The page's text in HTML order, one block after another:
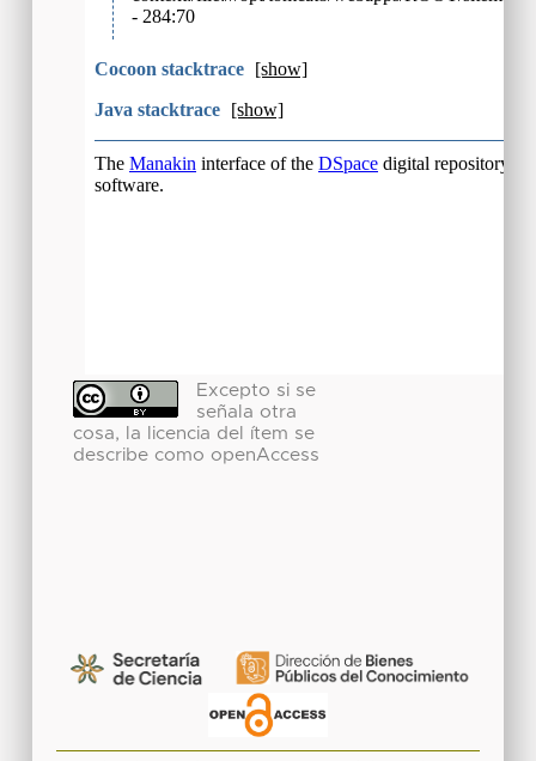
Excepto si se
señala otra
cosa, la licencia del ítem se
describe como openAccess